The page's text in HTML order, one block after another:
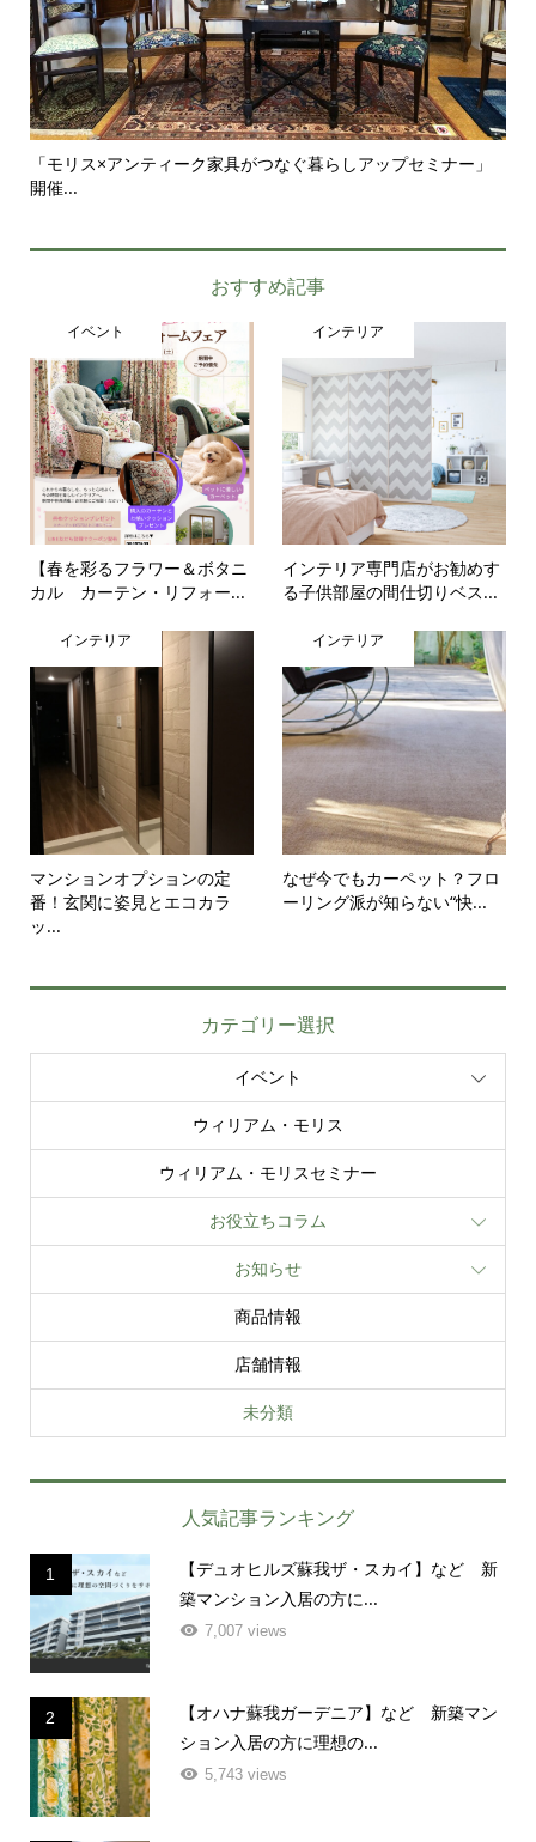
「モリス×アンティーク家具がつなぐ暮らしアップセミナー」
開催...
おすすめ記事
イベント
【春を彩るフラワー＆ボタニ
カル カーテン・リフォー...
インテリア
インテリア専門店がお勧めす
る子供部屋の間仕切りベス...
インテリア
マンションオプションの定
番！玄関に姿見とエコカラ
ッ...
インテリア
なぜ今でもカーペット？フロ
ーリング派が知らない“快...
カテゴリー選択
イベント
ウィリアム・モリス
ウィリアム・モリスセミナー
お役立ちコラム
お知らせ
商品情報
店舗情報
未分類
人気記事ランキング
1
【デュオヒルズ蘇我ザ・スカイ】など 新
築マンション入居の方に...
7,007 views
2
【オハナ蘇我ガーデニア】など 新築マン
ション入居の方に理想の...
5,743 views